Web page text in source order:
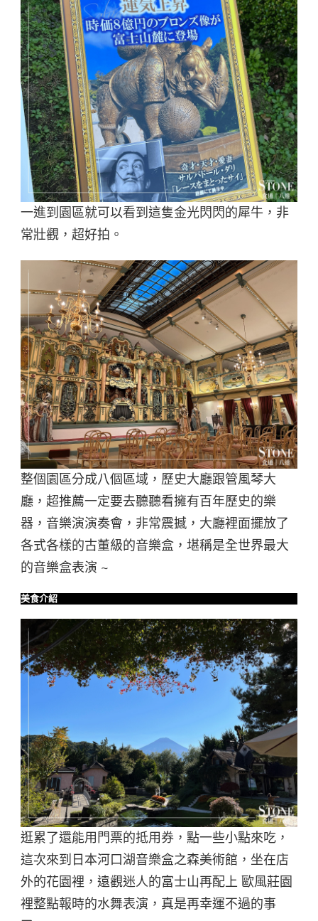
一進到園區就可以看到這隻金光閃閃的犀牛，非
常壯觀，超好拍。
整個園區分成八個區域，歷史大廳跟管風琴大
廳，超推薦一定要去聽聽看擁有百年歷史的樂
器，音樂演演奏會，非常震撼，大廳裡面擺放了
各式各樣的古董級的音樂盒，堪稱是全世界最大
的音樂盒表演 ~
美食介紹
逛累了還能用門票的抵用券，點一些小點來吃，
這次來到日本河口湖音樂盒之森美術館，坐在店
外的花園裡，遠觀迷人的富士山再配上 歐風莊園
裡整點報時的水舞表演，真是再幸運不過的事